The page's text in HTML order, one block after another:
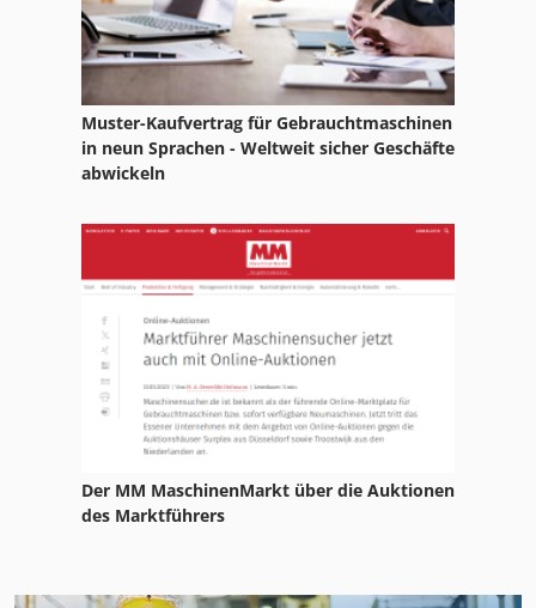
Muster-Kaufvertrag für Gebrauchtmaschinen
in neun Sprachen - Weltweit sicher Geschäfte
abwickeln
Der MM MaschinenMarkt über die Auktionen
des Marktführers